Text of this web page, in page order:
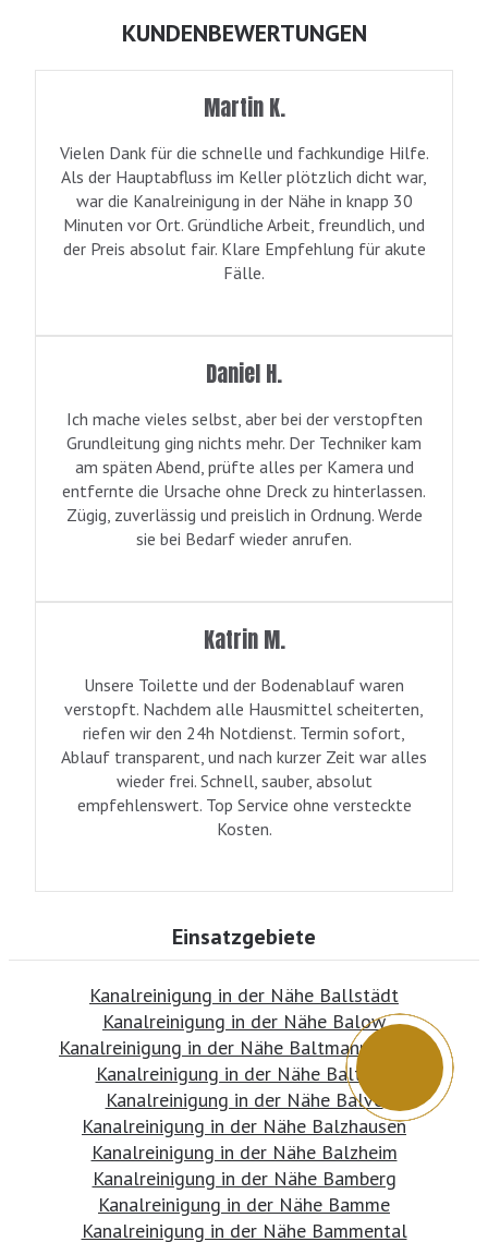
KUNDENBEWERTUNGEN
Martin K.
Vielen Dank für die schnelle und fachkundige Hilfe.
Als der Hauptabfluss im Keller plötzlich dicht war,
war die Kanalreinigung in der Nähe in knapp 30
Minuten vor Ort. Gründliche Arbeit, freundlich, und
der Preis absolut fair. Klare Empfehlung für akute
Fälle.
Daniel H.
Ich mache vieles selbst, aber bei der verstopften
Grundleitung ging nichts mehr. Der Techniker kam
am späten Abend, prüfte alles per Kamera und
entfernte die Ursache ohne Dreck zu hinterlassen.
Zügig, zuverlässig und preislich in Ordnung. Werde
sie bei Bedarf wieder anrufen.
Katrin M.
Unsere Toilette und der Bodenablauf waren
verstopft. Nachdem alle Hausmittel scheiterten,
riefen wir den 24h Notdienst. Termin sofort,
Ablauf transparent, und nach kurzer Zeit war alles
wieder frei. Schnell, sauber, absolut
empfehlenswert. Top Service ohne versteckte
Kosten.
Einsatzgebiete
Kanalreinigung in der Nähe Ballstädt
Kanalreinigung in der Nähe Balow
Kanalreinigung in der Nähe Baltmannsweiler
Kanalreinigung in der Nähe Baltrum
Kanalreinigung in der Nähe Balve
Kanalreinigung in der Nähe Balzhausen
Kanalreinigung in der Nähe Balzheim
Kanalreinigung in der Nähe Bamberg
Kanalreinigung in der Nähe Bamme
Kanalreinigung in der Nähe Bammental